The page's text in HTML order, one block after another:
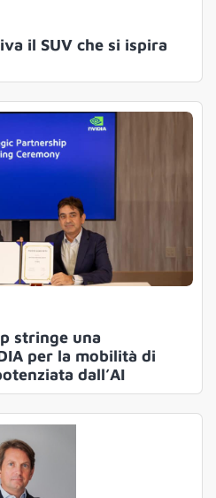
il SUV che si ispira
stringe una
per la mobilità di
dall’AI